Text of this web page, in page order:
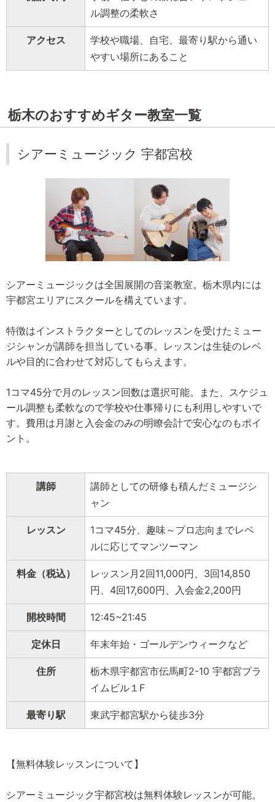
ル調整の柔軟さ
アクセス
学校や職場、自宅、最寄り駅から通い
やすい場所にあること
栃木のおすすめギター教室一覧
シアーミュージック 宇都宮校
シアーミュージックは全国展開の音楽教室。栃木県内には
宇都宮エリアにスクールを構えています。
特徴はインストラクターとしてのレッスンを受けたミュー
ジシャンが講師を担当している事。レッスンは生徒のレベ
ルや目的に合わせて対応してもらえます。
1コマ45分で月のレッスン回数は選択可能。また、スケジュ
ール調整も柔軟なので学校や仕事帰りにも利用しやすいで
す。費用は月謝と入会金のみの明瞭会計で安心なのもポイ
ント。
講師
講師としての研修も積んだミュージシ
ャン
レッスン
1コマ45分、趣味～プロ志向までレベ
ルに応じてマンツーマン
料金（税込）
レッスン月2回11,000円、3回14,850
円、4回17,600円、入会金2,200円
開校時間 12:45~21:45
定休日 年末年始・ゴールデンウィークなど
住所
栃木県宇都宮市伝馬町2-10 宇都宮プラ
イムビル１F
最寄り駅 東武宇都宮駅から徒歩3分
【無料体験レッスンについて】
シアーミュージック宇都宮校は無料体験レッスンが可能。